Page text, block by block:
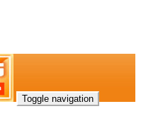
Toggle navigation